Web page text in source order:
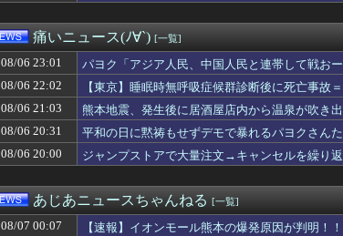
【画像】髪型が完全に『鬼頭』な女キャラwwwwww
あの咀嚼音がどうしても無理で吐きそう
しぐれういって×××なの？
半年で115キロから75キロまで落としたわいのダイエット法教
【仮面ライダーマイス】「変身ベルト DXマイスドライバー」
【速報】イオンモール熊本の爆発原因が判明！！！！
彼がうちの老犬を仰向けにしてお腹を踏んだ。そして「俺が一
北朝鮮がロシアに弾道ミサイル40発供与、ミサイル部隊90人
なんでみんなそんなに共産主義嫌なん？
急いで曲がり角を曲がったとき、すごい衝撃を受けてリアルに
【悲報】熊本地震発生時の「手術室」の映像、公開される。
【セ順位】虎=兎-====//====燕星===鯉=竜【8/6】
痛いニュース(ﾉ∀`) [一覧]
08/06 23:01
パヨク「アジア人民、中国人民と連帯して戦お
08/06 22:02
【東京】睡眠時無呼吸症候群診断後に死亡事
08/06 21:03
熊本地震、発生後に居酒屋店内から温泉が吹き
08/06 20:31
平和の日に黙祷もせずデモで暴れるパヨクさん
08/06 20:00
ジャンプストアで大量注文→キャンセルを繰り
あじあニュースちゃんねる [一覧]
08/07 00:07
【速報】イオンモール熊本の爆発原因が判明！！